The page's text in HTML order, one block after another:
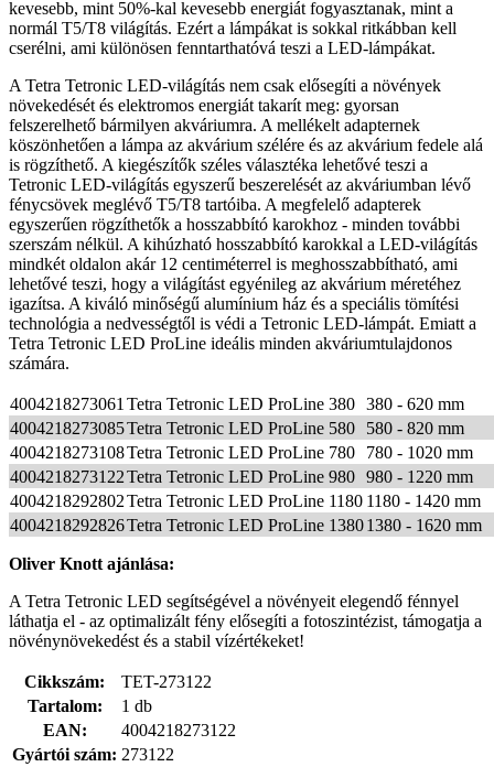
kevesebb, mint 50%-kal kevesebb energiát fogyasztanak, mint a
normál T5/T8 világítás. Ezért a lámpákat is sokkal ritkábban kell
cserélni, ami különösen fenntarthatóvá teszi a LED-lámpákat.
A Tetra Tetronic LED-világítás nem csak elősegíti a növények
növekedését és elektromos energiát takarít meg: gyorsan
felszerelhető bármilyen akváriumra. A mellékelt adapternek
köszönhetően a lámpa az akvárium szélére és az akvárium fedele alá
is rögzíthető. A kiegészítők széles választéka lehetővé teszi a
Tetronic LED-világítás egyszerű beszerelését az akváriumban lévő
fénycsövek meglévő T5/T8 tartóiba. A megfelelő adapterek
egyszerűen rögzíthetők a hosszabbító karokhoz - minden további
szerszám nélkül. A kihúzható hosszabbító karokkal a LED-világítás
mindkét oldalon akár 12 centiméterrel is meghosszabbítható, ami
lehetővé teszi, hogy a világítást egyénileg az akvárium méretéhez
igazítsa. A kiváló minőségű alumínium ház és a speciális tömítési
technológia a nedvességtől is védi a Tetronic LED-lámpát. Emiatt a
Tetra Tetronic LED ProLine ideális minden akváriumtulajdonos
számára.
4004218273061 Tetra Tetronic LED ProLine 380 380 - 620 mm
4004218273085Tetra Tetronic LED ProLine 580
580 - 820 mm
4004218273108Tetra Tetronic LED ProLine 780
780 - 1020 mm
4004218273122Tetra Tetronic LED ProLine 980 980 - 1220 mm
4004218292802Tetra Tetronic LED ProLine 1180 1180 - 1420 mm
4004218292826Tetra Tetronic LED ProLine 13801380 - 1620 mm
Oliver Knott ajánlása:
A Tetra Tetronic LED segítségével a növényeit elegendő fénnyel
láthatja el - az optimalizált fény elősegíti a fotoszintézist, támogatja a
növénynövekedést és a stabil vízértékeket!
Cikkszám:
TET-273122
Tartalom:
1 db
EAN:
4004218273122
Gyártói szám: 273122